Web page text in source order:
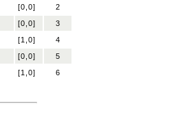
[0,0]
2
[0,0]
3
[1,0]
4
[0,0]
5
[1,0] 6